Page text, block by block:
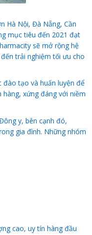
Hà Nội, Đà Nẵng, Cần
mục tiêu đến 2021 đạt
sẽ mở rộng hệ
trải nghiệm tối ưu cho
đào tạo và huấn luyện để
xứng đáng với niềm
y, bên cạnh đó,
gia đình. Những nhóm
cao, uy tín hàng đầu